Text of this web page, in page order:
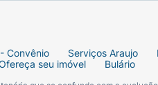
Convênio Serviços Araujo
seu imóvel Bulário